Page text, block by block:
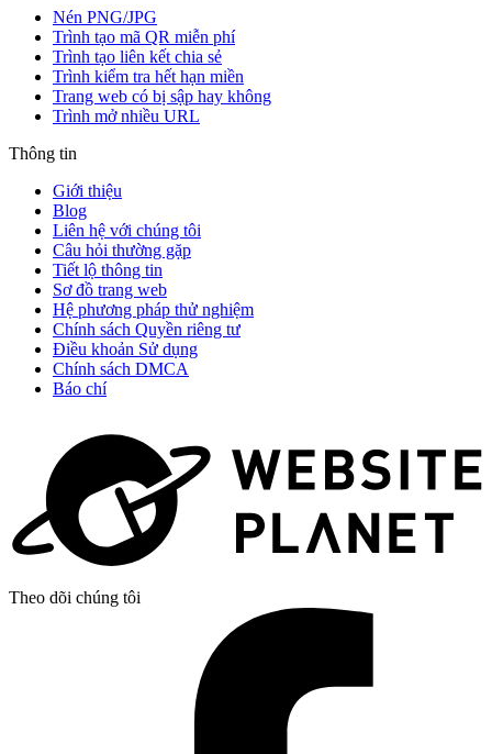
Nén PNG/JPG
Trình tạo mã QR miễn phí
Trình tạo liên kết chia sẻ
Trình kiểm tra hết hạn miền
Trang web có bị sập hay không
Trình mở nhiều URL
Thông tin
Giới thiệu
Blog
Liên hệ với chúng tôi
Câu hỏi thường gặp
Tiết lộ thông tin
Sơ đồ trang web
Hệ phương pháp thử nghiệm
Chính sách Quyền riêng tư
Điều khoản Sử dụng
Chính sách DMCA
Báo chí
Theo dõi chúng tôi